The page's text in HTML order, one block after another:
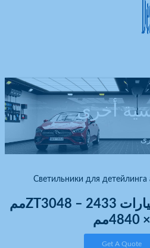
أخرى
أضواء تلميع السيارات ZT3048 – 2433مم
× 4840مم
Get A Quote